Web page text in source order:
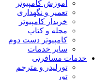
آموزش کامپیوتر
تعمیر و نگهداری
خریدار کامپیوتر
مجله و کتاب
کامپیوتر دست دوم
سایر خدمات
خدمات مسافرتی
تورلیدر و مترجم
تور